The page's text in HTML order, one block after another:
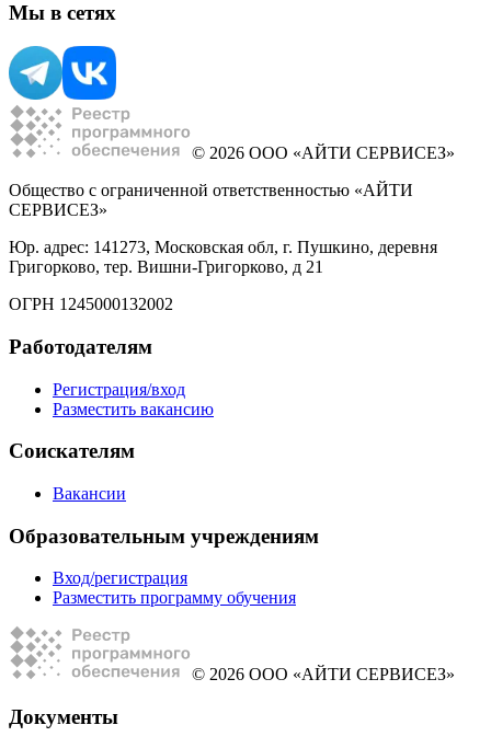
Мы в сетях
© 2026 ООО «АЙТИ СЕРВИСЕЗ»
Общество с ограниченной ответственностью «АЙТИ
СЕРВИСЕЗ»
Юр. адрес: 141273, Московская обл, г. Пушкино, деревня
Григорково, тер. Вишни-Григорково, д 21
ОГРН 1245000132002
Работодателям
Регистрация/вход
Разместить вакансию
Соискателям
Вакансии
Образовательным учреждениям
Вход/регистрация
Разместить программу обучения
© 2026 ООО «АЙТИ СЕРВИСЕЗ»
Документы